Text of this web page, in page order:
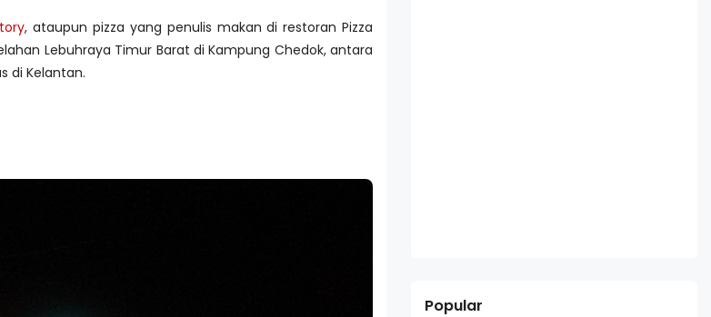
, ataupun pizza yang penulis makan di restoran Pizza
Lebuhraya Timur Barat di Kampung Chedok, antara
di Kelantan.
Popular